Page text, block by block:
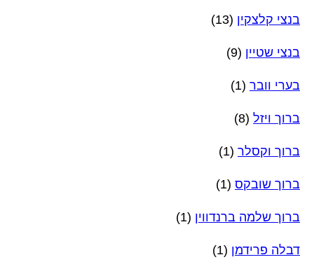
בנצי קלצקין (13)
בנצי שטיין (9)
בערי וובר (1)
ברוך ויזל (8)
ברוך וקסלר (1)
ברוך שובקס (1)
ברוך שלמה ברנדווין (1)
דבלה פרידמן (1)